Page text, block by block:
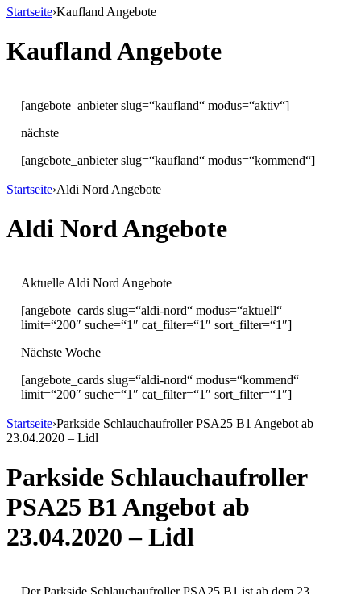
Startseite›Kaufland Angebote
Kaufland Angebote
[angebote_anbieter slug=“kaufland“ modus=“aktiv“]
nächste
[angebote_anbieter slug=“kaufland“ modus=“kommend“]
Startseite›Aldi Nord Angebote
Aldi Nord Angebote
Aktuelle Aldi Nord Angebote
[angebote_cards slug=“aldi-nord“ modus=“aktuell“
limit=“200″ suche=“1″ cat_filter=“1″ sort_filter=“1″]
Nächste Woche
[angebote_cards slug=“aldi-nord“ modus=“kommend“
limit=“200″ suche=“1″ cat_filter=“1″ sort_filter=“1″]
Startseite›Parkside Schlauchaufroller PSA25 B1 Angebot ab
23.04.2020 – Lidl
Parkside Schlauchaufroller
PSA25 B1 Angebot ab
23.04.2020 – Lidl
Der Parkside Schlauchaufroller PSA25 B1 ist ab dem 23.